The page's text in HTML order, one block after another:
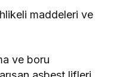
maddeleri ve
ve boru